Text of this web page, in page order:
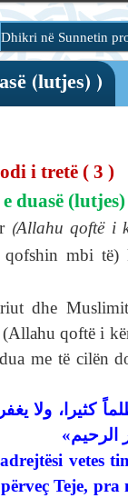
Dhikri në Sunnetin
(lutjes) )
i tretë ( 3 )
duasë (lutjes)
(Allahu qoftë i
mbi të)
dhe
qoftë i
me të cilën
ولا
الرحيم»
vetes
Teje, pra